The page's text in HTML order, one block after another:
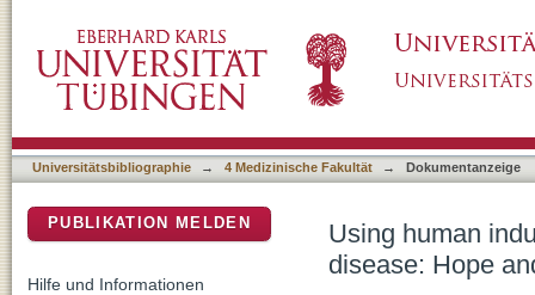
Universitätsbibliographie → 4 Medizinische Fakultät → Dokumentanzeige
Using human
disease: Hope
PUBLIKATION MELDEN
Hilfe und Informationen